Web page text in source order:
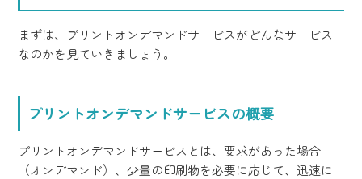
まずは、プリントオンデマンドサービスがどんなサービス
なのかを見ていきましょう。
プリントオンデマンドサービスの概要
プリントオンデマンドサービスとは、要求があった場合
（オンデマンド）、少量の印刷物を必要に応じて、迅速に